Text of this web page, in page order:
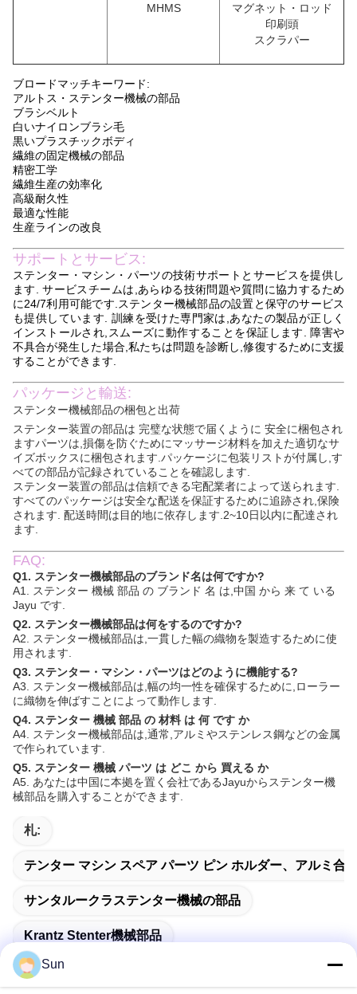
MHMS
マグネット・ロッド
印刷頭
スクラパー
ブロードマッチキーワード:
アルトス・ステンター機械の部品
ブラシベルト
白いナイロンブラシ毛
黒いプラスチックボディ
繊維の固定機械の部品
精密工学
繊維生産の効率化
高級耐久性
最適な性能
生産ラインの改良
サポートとサービス:
ステンター・マシン・パーツの技術サポートとサービスを提供し
ます. サービスチームは,あらゆる技術問題や質問に協力するため
に24/7利用可能です.ステンター機械部品の設置と保守のサービス
も提供しています. 訓練を受けた専門家は,あなたの製品が正しく
インストールされ,スムーズに動作することを保証します. 障害や
不具合が発生した場合,私たちは問題を診断し,修復するために支援
することができます.
パッケージと輸送:
ステンター機械部品の梱包と出荷
ステンター装置の部品は 完璧な状態で届くように 安全に梱包され
ますパーツは,損傷を防ぐためにマッサージ材料を加えた適切なサ
イズボックスに梱包されます.パッケージに包装リストが付属し,す
べての部品が記録されていることを確認します.
ステンター装置の部品は信頼できる宅配業者によって送られます.
すべてのパッケージは安全な配送を保証するために追跡され,保険
されます. 配送時間は目的地に依存します.2~10日以内に配達され
ます.
FAQ:
Q1. ステンター機械部品のブランド名は何ですか?
A1. ステンター 機械 部品 の ブランド 名 は,中国 から 来 て いる
Jayu です.
Q2. ステンター機械部品は何をするのですか?
A2. ステンター機械部品は,一貫した幅の織物を製造するために使
用されます.
Q3. ステンター・マシン・パーツはどのように機能する?
A3. ステンター機械部品は,幅の均一性を確保するために,ローラー
に織物を伸ばすことによって動作します.
Q4. ステンター 機械 部品 の 材料 は 何 です か
A4. ステンター機械部品は,通常,アルミやステンレス鋼などの金属
で作られています.
Q5. ステンター 機械 パーツ は どこ から 買える か
A5. あなたは中国に本拠を置く会社であるJayuからステンター機
械部品を購入することができます.
札:
テンター マシン スペア パーツ ピン ホルダー、アルミ
サンタルークラステンター機械の部品
Krantz Stenter機械部品
Sun